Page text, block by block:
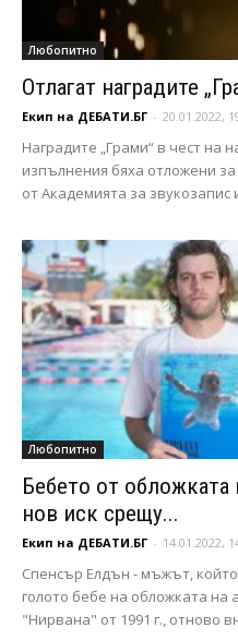
Любопитно
Отлагат наградите
Екип на ДЕБАТИ.БГ - 20.01.2022,
Наградите „Грами“ в чест на
изпълнения бяха отложени
от Академията за звукозапис
Любопитно
Бебето от обложката
нов иск срещу...
Екип на ДЕБАТИ.БГ - 14.01.2022,
Спенсър Елдън - мъжът,
голото бебе на обложката на
"Нирвана" от 1991 г., отново